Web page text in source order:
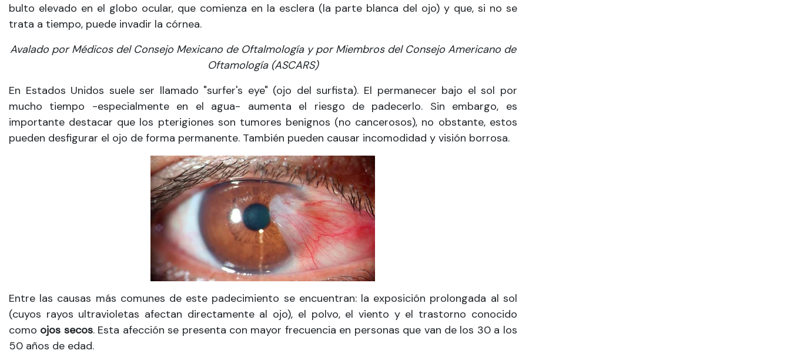
bulto elevado en el globo ocular, que comienza en la esclera (la parte blanca del ojo) y que, si no se
trata a tiempo, puede invadir la córnea.
Avalado por Médicos del Consejo Mexicano de Oftalmología y por Miembros del Consejo Americano de
Oftamología (ASCARS)
En Estados Unidos suele ser llamado "surfer's eye" (ojo del surfista). El permanecer bajo el sol por
mucho tiempo -especialmente en el agua- aumenta el riesgo de padecerlo. Sin embargo, es
importante destacar que los pterigiones son tumores benignos (no cancerosos), no obstante, estos
pueden desfigurar el ojo de forma permanente. También pueden causar incomodidad y visión borrosa.
Entre las causas más comunes de este padecimiento se encuentran: la exposición prolongada al sol
(cuyos rayos ultravioletas afectan directamente al ojo), el polvo, el viento y el trastorno conocido
como ojos secos. Esta afección se presenta con mayor frecuencia en personas que van de los 30 a los
50 años de edad.